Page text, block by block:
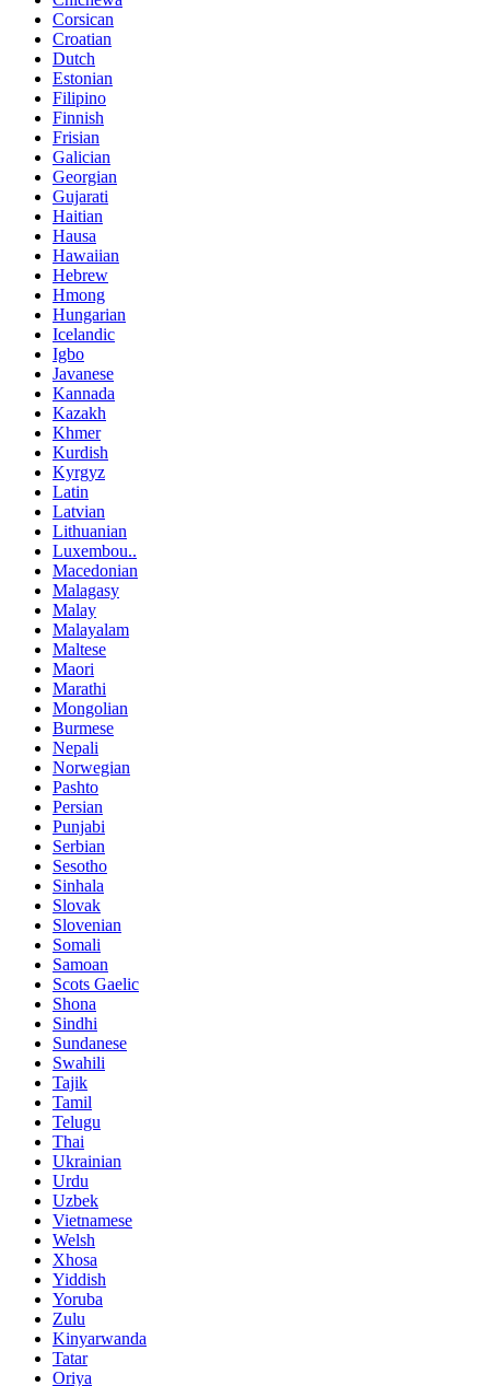
Corsican
Croatian
Dutch
Estonian
Filipino
Finnish
Frisian
Galician
Georgian
Gujarati
Haitian
Hausa
Hawaiian
Hebrew
Hmong
Hungarian
Icelandic
Igbo
Javanese
Kannada
Kazakh
Khmer
Kurdish
Kyrgyz
Latin
Latvian
Lithuanian
Luxembou..
Macedonian
Malagasy
Malay
Malayalam
Maltese
Maori
Marathi
Mongolian
Burmese
Nepali
Norwegian
Pashto
Persian
Punjabi
Serbian
Sesotho
Sinhala
Slovak
Slovenian
Somali
Samoan
Scots Gaelic
Shona
Sindhi
Sundanese
Swahili
Tajik
Tamil
Telugu
Thai
Ukrainian
Urdu
Uzbek
Vietnamese
Welsh
Xhosa
Yiddish
Yoruba
Zulu
Kinyarwanda
Tatar
Oriya